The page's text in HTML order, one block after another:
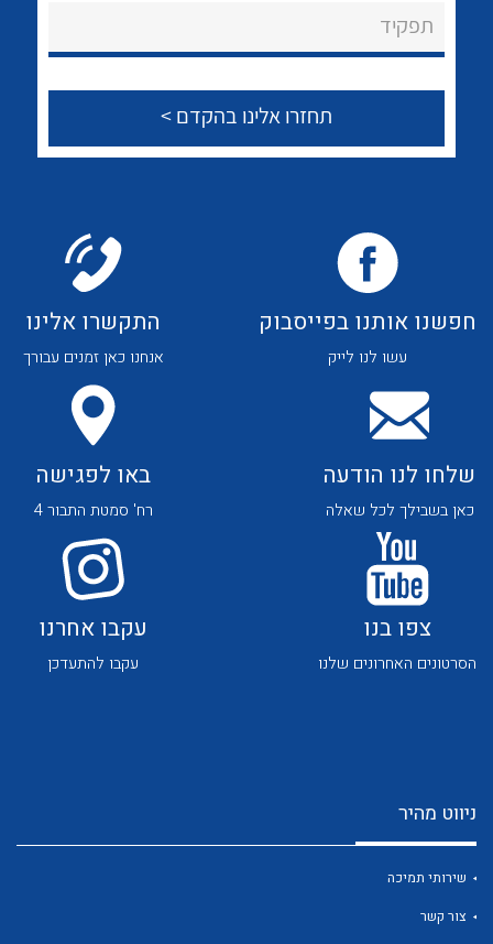
צור קשר
לכל מוצרי היצרן לכל מוצרי היצרן
תפקיד
חפשנו אותנו בפייסבוק
עשו לנו לייק
התקשרו אלינו
אנחנו כאן זמנים עבורך
שלחו לנו הודעה
כאן בשבילך לכל שאלה
באו לפגישה
רח' סמטת התבור 4
צפו בנו
הסרטונים האחרונים שלנו
עקבו אחרנו
עקבו להתעדכן
ניווט מהיר
שירותי תמיכה
צור קשר